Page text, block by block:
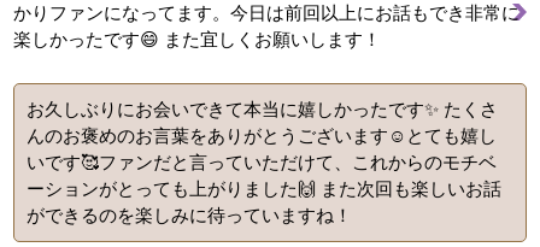
かりファンになってます。今日は前回以上にお話もでき非常に
楽しかったです😄 また宜しくお願いします！
お久しぶりにお会いできて本当に嬉しかったです✨ たくさ
んのお褒めのお言葉をありがとうございます☺️とても嬉し
いです🥰ファンだと言っていただけて、これからのモチベ
ーションがとっても上がりました🙌 また次回も楽しいお話
ができるのを楽しみに待っていますね！